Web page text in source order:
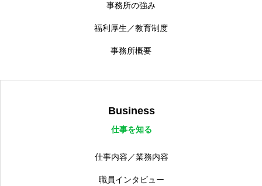
事務所の強み
福利厚生／教育制度
事務所概要
Business
仕事を知る
仕事内容／業務内容
職員インタビュー